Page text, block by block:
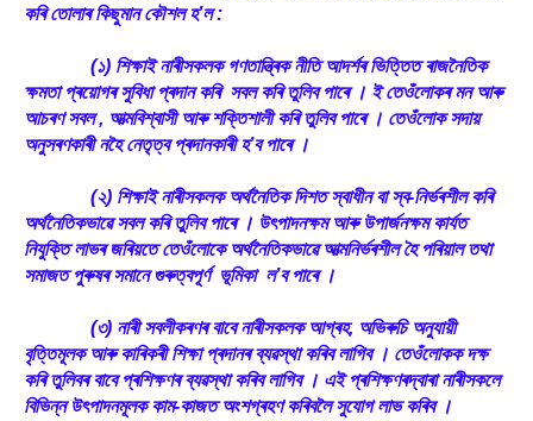
কৰি তোলাৰ কিছুমান কৌশল হ’ল :
(১) শিক্ষাই নাৰীসকলক গণতান্ত্ৰিক নীতি আদৰ্শৰ ভিত্তিত ৰাজনৈতিক
ক্ষমতা প্ৰয়োগৰ সুবিধা প্ৰদান কৰি সবল কৰি তুলিব পাৰে । ই তেওঁলোকৰ মন আৰু
আচৰণ সবল , আত্মবিশ্বাসী আৰু শক্তিশালী কৰি তুলিব পাৰে । তেওঁলোক সদায়
অনুসৰণকাৰী নহৈ নেতৃত্ব প্ৰদানকাৰী হ’ব পাৰে ।
(২) শিক্ষাই নাৰীসকলক অৰ্থনৈতিক দিশত স্বাধীন বা স্ব-নিৰ্ভৰশীল কৰি
অৰ্থনৈতিকভাৱে সবল কৰি তুলিব পাৰে । উৎপাদনক্ষম আৰু উপাৰ্জনক্ষম কাৰ্যত
নিযুক্তি লাভৰ জৰিয়তে তেওঁলোকে অৰ্থনৈতিকভাৱে আত্মনিৰ্ভৰশীল হৈ পৰিয়াল তথা
সমাজত পুৰুষৰ সমানে গুৰুত্বপূৰ্ণ ভূমিকা ল’ব পাৰে ।
(৩) নাৰী সবলীকৰণৰ বাবে নাৰীসকলক আগ্ৰহ, অভিৰুচি অনুযায়ী
বৃত্তিমূলক আৰু কাৰিকৰী শিক্ষা প্ৰদানৰ ব্যৱস্থা কৰিব লাগিব । তেওঁলোকক দক্ষ
কৰি তুলিবৰ বাবে প্ৰশিক্ষণৰ ব্যৱস্থা কৰিব লাগিব । এই প্ৰশিক্ষণৰদ্বাৰা নাৰীসকলে
বিভিন্ন উৎপাদনমূলক কাম-কাজত অংশগ্ৰহণ কৰিবলৈ সুযোগ লাভ কৰিব ।